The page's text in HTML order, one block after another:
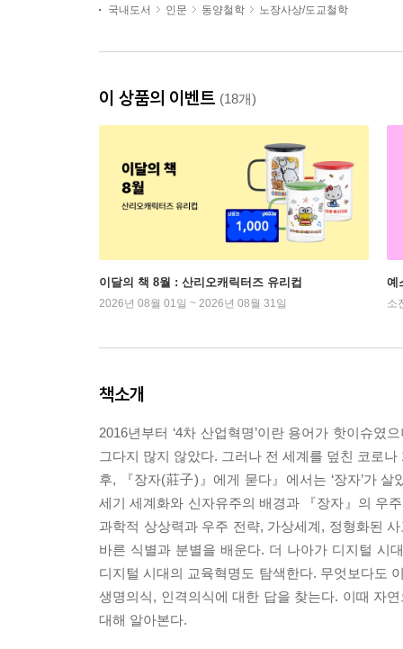
국내도서 인문 동양철학 노장사상/도교철학
이 상품의 이벤트 (18개)
이달의 책 8월 : 산리오캐릭터즈 유리컵
2026년 08월 01일 ~ 2026년 08월 31일
예
소
책소개
2016년부터 ‘4차 산업혁명’이란 용어가 핫이슈
그다지 많지 않았다. 그러나 전 세계를 덮친 코로
후, 『장자(莊子)』에게 묻다』에서는 ‘장자’가
세기 세계화와 신자유주의 배경과 『장자』의 우
과학적 상상력과 우주 전략, 가상세계, 정형화된
바른 식별과 분별을 배운다. 더 나아가 디지털 시
디지털 시대의 교육혁명도 탐색한다. 무엇보다도
생명의식, 인격의식에 대한 답을 찾는다. 이때 자
대해 알아본다.